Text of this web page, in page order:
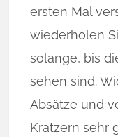
ersten Mal
wiederholen
solange, bis
sehen sind.
Absätze und
Kratzern sehr